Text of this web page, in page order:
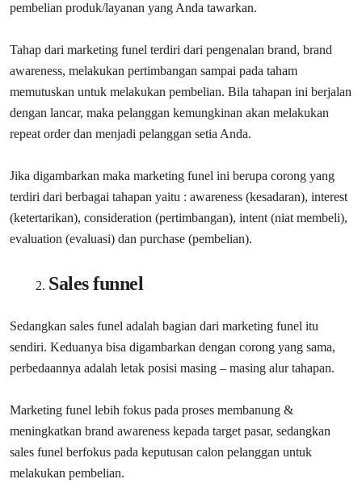
pembelian produk/layanan yang Anda tawarkan.
Tahap dari marketing funel terdiri dari pengenalan brand, brand
awareness, melakukan pertimbangan sampai pada taham
memutuskan untuk melakukan pembelian. Bila tahapan ini berjalan
dengan lancar, maka pelanggan kemungkinan akan melakukan
repeat order dan menjadi pelanggan setia Anda.
Jika digambarkan maka marketing funel ini berupa corong yang
terdiri dari berbagai tahapan yaitu : awareness (kesadaran), interest
(ketertarikan), consideration (pertimbangan), intent (niat membeli),
evaluation (evaluasi) dan purchase (pembelian).
Sales funnel
Sedangkan sales funel adalah bagian dari marketing funel itu
sendiri. Keduanya bisa digambarkan dengan corong yang sama,
perbedaannya adalah letak posisi masing – masing alur tahapan.
Marketing funel lebih fokus pada proses membanung &
meningkatkan brand awareness kepada target pasar, sedangkan
sales funel berfokus pada keputusan calon pelanggan untuk
melakukan pembelian.